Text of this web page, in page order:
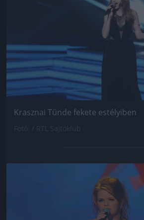
Krasznai Tünde fekete estélyiben
Jön még kép!